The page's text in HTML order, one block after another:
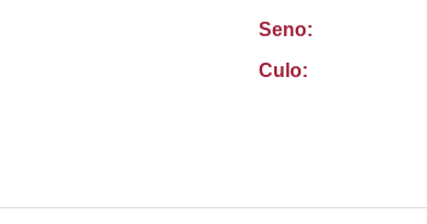
Seno:
Culo: